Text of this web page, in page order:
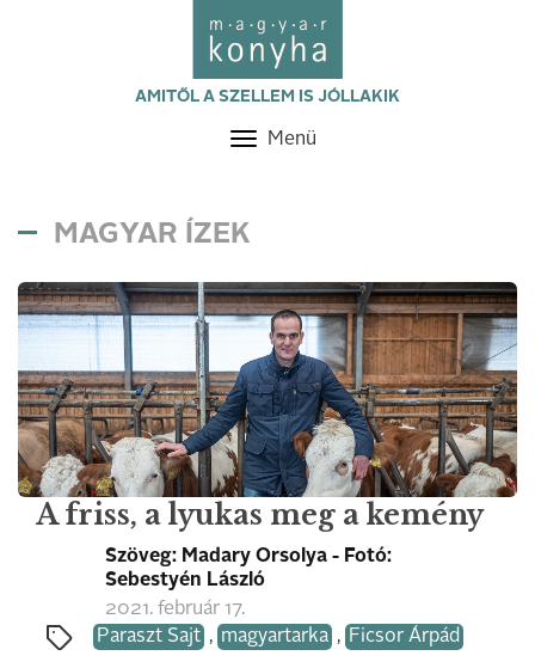
AMITŐL A SZELLEM IS JÓLLAKIK
Toggle
Menü
MAGYAR ÍZEK
A friss, a lyukas meg a kemény
Szöveg: Madary Orsolya - Fotó:
Sebestyén László
2021. február 17.
Paraszt Sajt , magyartarka , Ficsor Árpád